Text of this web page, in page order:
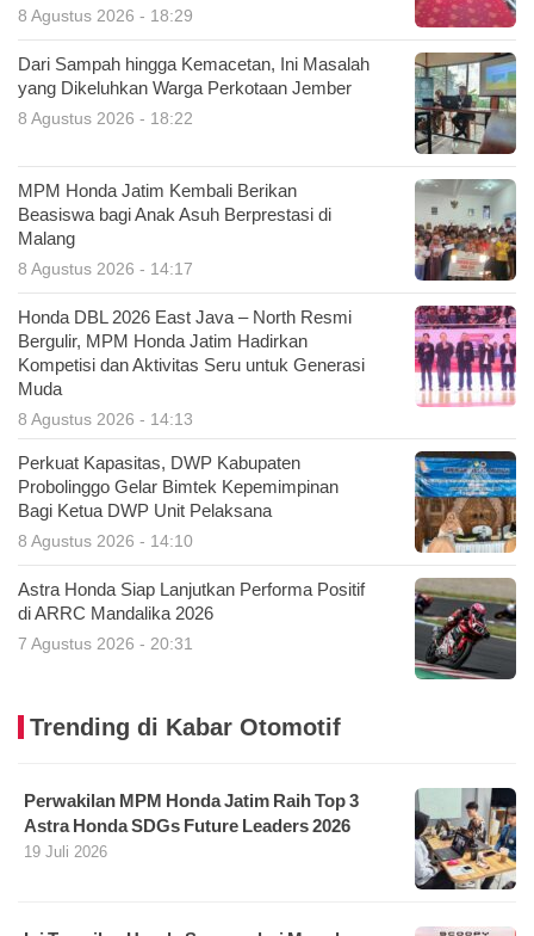
8 Agustus 2026 - 18:29
Dari Sampah hingga Kemacetan, Ini Masalah
yang Dikeluhkan Warga Perkotaan Jember
8 Agustus 2026 - 18:22
MPM Honda Jatim Kembali Berikan
Beasiswa bagi Anak Asuh Berprestasi di
Malang
8 Agustus 2026 - 14:17
Honda DBL 2026 East Java – North Resmi
Bergulir, MPM Honda Jatim Hadirkan
Kompetisi dan Aktivitas Seru untuk Generasi
Muda
8 Agustus 2026 - 14:13
Perkuat Kapasitas, DWP Kabupaten
Probolinggo Gelar Bimtek Kepemimpinan
Bagi Ketua DWP Unit Pelaksana
8 Agustus 2026 - 14:10
Astra Honda Siap Lanjutkan Performa Positif
di ARRC Mandalika 2026
7 Agustus 2026 - 20:31
Trending di Kabar Otomotif
Perwakilan MPM Honda Jatim Raih Top 3
Astra Honda SDGs Future Leaders 2026
19 Juli 2026